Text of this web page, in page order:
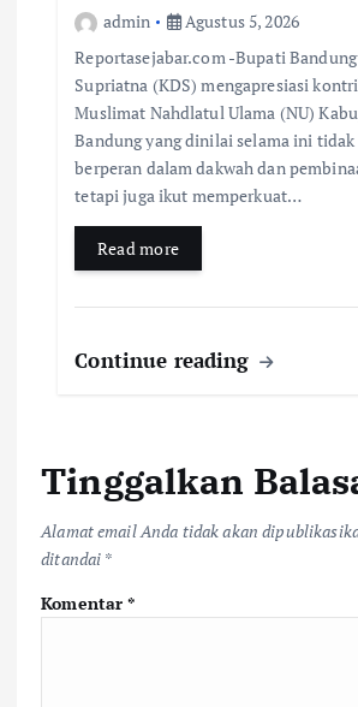
admin
Agustus 5, 2026
Reportasejabar.com -Bupati
Supriatna (KDS) mengapresiasi
Muslimat Nahdlatul Ulama (NU)
Bandung yang dinilai selama ini tidak
berperan dalam dakwah dan
tetapi juga ikut memperkuat…
Read more
Continue reading
Tinggalkan
Alamat email Anda tidak akan
ditandai *
Komentar*